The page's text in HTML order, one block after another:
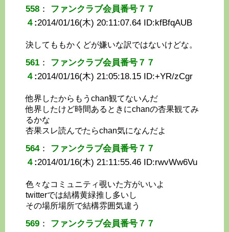
558 ： ファンクラブ会員番号７７
４ :2014/01/16(木) 20:11:07.64 ID:kfBfqAUB
決してももかくどが嫌いな訳ではないけどな。
561 ： ファンクラブ会員番号７７
４ :2014/01/16(木) 21:05:18.15 ID:+YR/zCgr
他界したからもうchan観てないんだ
他界したけど時間あるときにchanの杏果観てみ
るかな
杏果スレ読んでたらchan気になんだよ
564： ファンクラブ会員番号７７
４ :2014/01/16(木) 21:11:55.46 ID:rwvWw6Vu
色々なコミュニティ覗いた方がいいよ
twitterでは結構黄緑推し多いし
その場所場所で結構雰囲気違う
569 ： ファンクラブ会員番号７７